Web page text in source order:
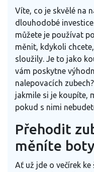
Víte, co je skvělé na
dlouhodobé
můžete je používat
měnit, kdykoli
sloužily. Je to jako
vám poskytne
nalepovacích
jakmile si je koupíte,
pokud s nimi
Přehodit
měníte boty
Ať už jde o večírek